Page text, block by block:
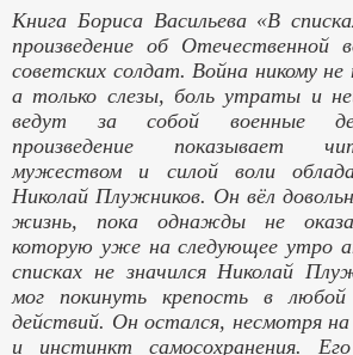
Книга Бориса Васильева «В
произведение об Отечественной
советских солдат. Война никому не
а только слезы, боль утраты и
ведут за собой военные
произведение показывает
мужеством и силой воли
Николай Плужников. Он вёл
жизнь, пока однажды не
которую уже на следующее утро
списках не значился Николай
мог покинуть крепость в
действий. Он остался, несмотря
и инстинкт самосохранения.